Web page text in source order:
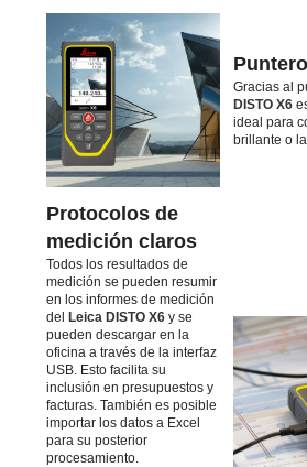
Gracias al
DISTO X6
ideal para
brillante o
Protocolos de
medición claros
Todos los resultados de
medición se pueden resumir
en los informes de medición
del Leica DISTO X6 y se
pueden descargar en la
oficina a través de la interfaz
USB. Esto facilita su
inclusión en presupuestos y
facturas. También es posible
importar los datos a Excel
para su posterior
procesamiento.